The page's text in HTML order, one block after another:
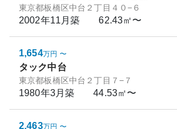
東京都板橋区中台２丁目４０−６
2002年11月築 62.43㎡〜
1,654万円 〜
タック中台
東京都板橋区中台２丁目７−７
1980年3月築 44.53㎡〜
2,463万円 〜